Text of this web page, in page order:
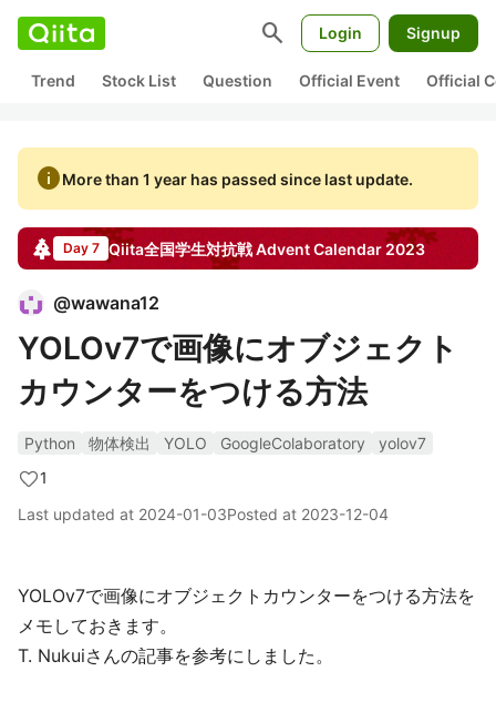
search Login Signup
Trend Stock List Question Official Event Official
infoMore than 1 year has passed since last update.
Day 7 Qiita全国学生対抗戦Advent Calendar2023
@wawana12
YOLOv7で画像にオブジェクト
カウンターをつける方法
Python 物体検出 YOLO GoogleColaboratory
yolov7
1
Last updated at 2024-01-03Posted at 2023-12-04
YOLOv7で画像にオブジェクトカウンターをつける方法を
メモしておきます。
T. Nukuiさんの記事を参考にしました。